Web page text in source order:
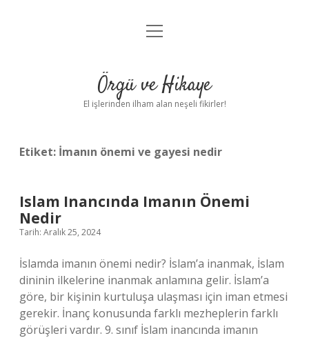
Anasayfa
Yasal Uyarı
menüyü
Örgü ve Hikaye
El işlerinden ilham alan neşeli fikirler!
Etiket: İmanın önemi ve gayesi nedir
Islam Inancında Imanın Önemi
Nedir
Tarih: Aralık 25, 2024
İslamda imanın önemi nedir? İslam’a inanmak, İslam
dininin ilkelerine inanmak anlamına gelir. İslam’a
göre, bir kişinin kurtuluşa ulaşması için iman etmesi
gerekir. İnanç konusunda farklı mezheplerin farklı
görüşleri vardır. 9. sınıf İslam inancında imanın